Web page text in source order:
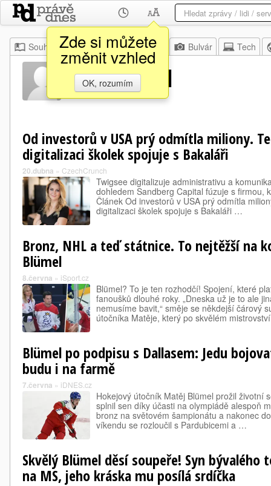
Zde si můžete
změnit vzhled
OK, rozumím
Souhrn Moje Z domova Bulvár Tech
Petr Blümel
Od investorů v USA prý odmítla miliony.
digitalizaci školek spojuje s Bakaláři
20.dubna » CzechCrunch
Twigsee digitalizuje administrativu a
dohledem Sandberg Capital fúzuje s firmou,
Článek Od investorů v USA prý odmítla
digitalizaci školek spojuje s Bakaláři …
Bronz, NHL a teď státnice. To nejtěžší na
Blümel
8.června » iSport.cz
Blümel? To je ten rozhodčí! Spojení, které
fanoušků dlouhé roky. „Dneska už je to ale
nemusíme bavit,“ směje se někdejší čárový
útočníka Matěje, který po skvělém
Blümel po podpisu s Dallasem: Jedu
budu i na farmě
7.června » iDNES.cz
Hokejový útočník Matěj Blümel prožil životní
splnil sen díky účasti na olympiádě alespoň
bronz na světovém šampionátu a nakonec
víkendu se rozloučil s Pardubicemi a …
Skvělý Blümel děsí soupeře! Syn bývalého
na MS, jeho kráska mu posílá srdíčka